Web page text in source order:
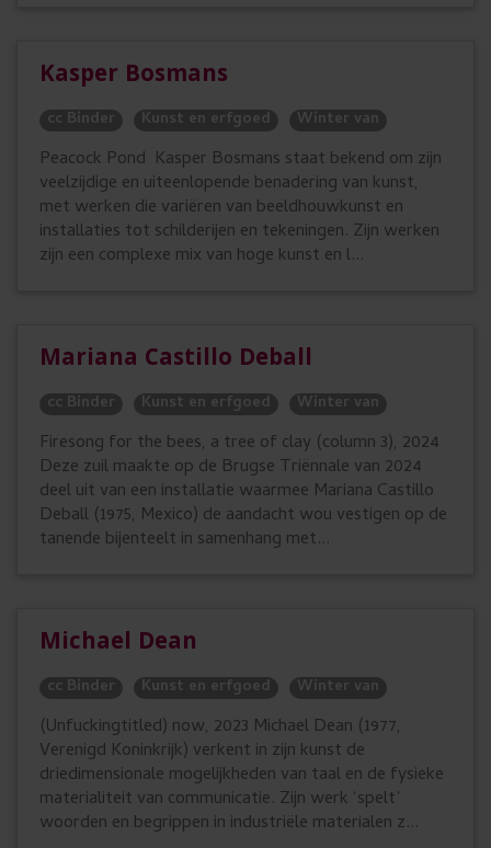
Kasper Bosmans
cc Binder Kunst en erfgoed Winter van
Peacock Pond Kasper Bosmans staat bekend om zijn
veelzijdige en uiteenlopende benadering van kunst,
met werken die variëren van beeldhouwkunst en
installaties tot schilderijen en tekeningen. Zijn werken
zijn een complexe mix van hoge kunst en l...
Mariana Castillo Deball
cc Binder Kunst en erfgoed Winter van
Firesong for the bees, a tree of clay (column 3), 2024
Deze zuil maakte op de Brugse Triënnale van 2024
deel uit van een installatie waarmee Mariana Castillo
Deball (1975, Mexico) de aandacht wou vestigen op de
tanende bijenteelt in samenhang met...
Michael Dean
cc Binder Kunst en erfgoed Winter van
(Unfuckingtitled) now, 2023 Michael Dean (1977,
Verenigd Koninkrijk) verkent in zijn kunst de
driedimensionale mogelijkheden van taal en de fysieke
materialiteit van communicatie. Zijn werk ‘spelt’
woorden en begrippen in industriële materialen z...